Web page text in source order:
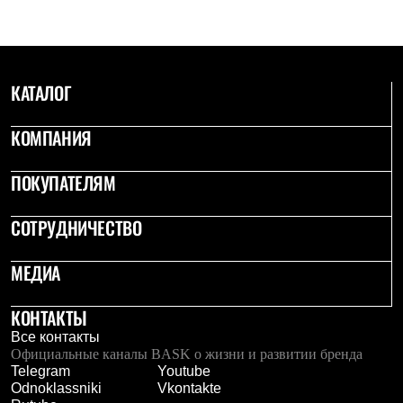
КАТАЛОГ
КОМПАНИЯ
ПОКУПАТЕЛЯМ
СОТРУДНИЧЕСТВО
МЕДИА
КОНТАКТЫ
Все контакты
Официальные каналы BASK о жизни и развитии бренда
Telegram
Youtube
Odnoklassniki
Vkontakte